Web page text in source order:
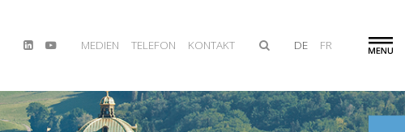
MEDIEN TELEFON KONTAKT DE FR